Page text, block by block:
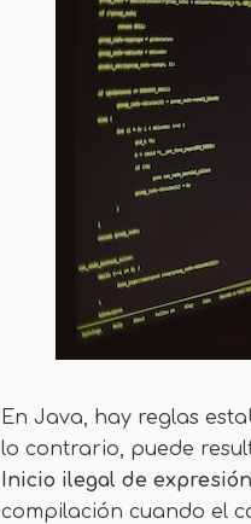
En Java, hay reglas
lo contrario, puede
Inicio ilegal de expresión
compilación cuando el